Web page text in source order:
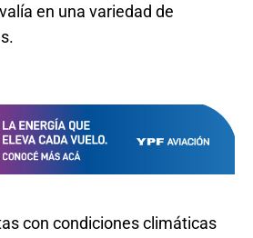
en una variedad de
con condiciones climáticas